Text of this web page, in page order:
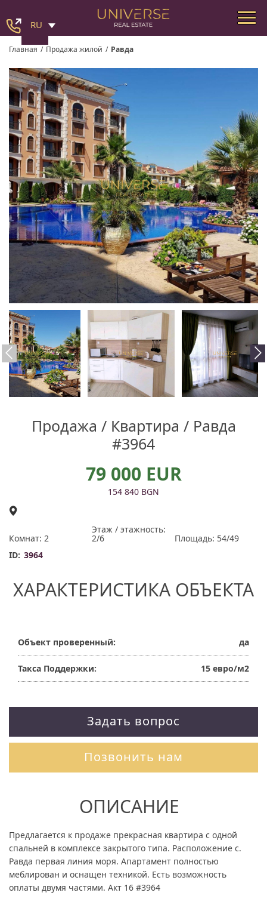
RU
Главная / Продажа жилой / Равда
Продажа / Квартира / Равда
#3964
79 000 EUR
154 840 BGN
Комнат: 2
Этаж / этажность:
2/6
Площадь: 54/49
ID: 3964
ХАРАКТЕРИСТИКА ОБЪЕКТА
Объект проверенный: да
Такса Поддержки: 15 евро/м2
Задать вопрос
Позвонить нам
ОПИСАНИЕ
Предлагается к продаже прекрасная квартира с одной
спальней в комплексе закрытого типа. Расположение с.
Равда первая линия моря. Апартамент полностью
меблирован и оснащен техникой. Есть возможность
оплаты двумя частями. Акт 16 #3964